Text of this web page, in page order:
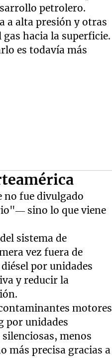
petrolero.
a alta presión y otras
hacia la superficie.
es todavía más
fue divulgado
sino lo que viene
sistema de
vez fuera de
por unidades
y reducir la
motores
por unidades
menos
más precisa gracias a